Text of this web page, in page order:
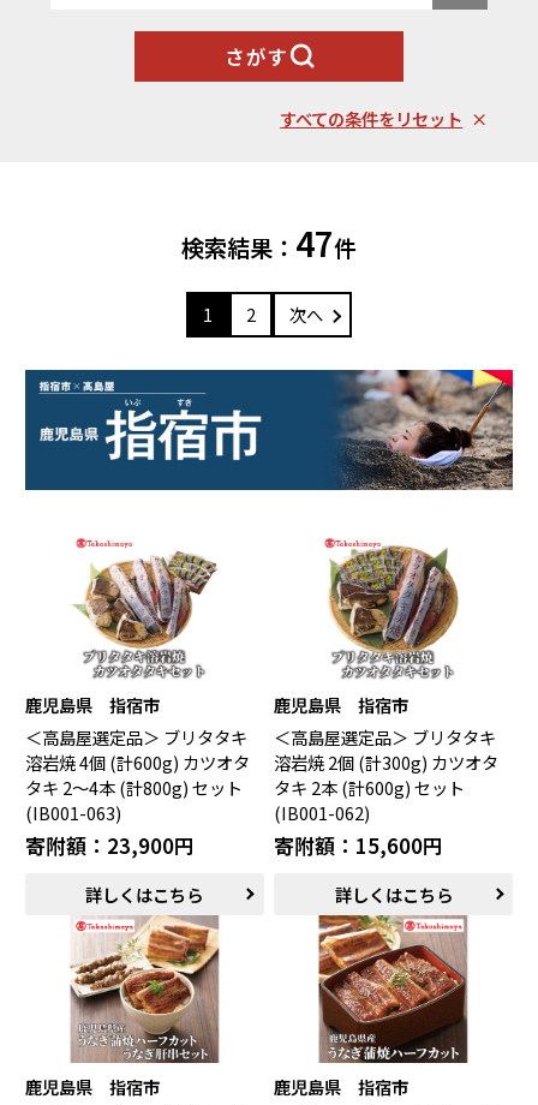
魚貝類
野菜類
卵（鶏、
調味料・油
ファッション
工芸品・
装飾品
北海道エリア
千歳市（北海道）
枝幸町（北海道）
蓬田村（青森県）花巻市（岩手県）
関東エリア
世田谷区（東京都）
横浜市（神奈川県）
小田原市（神奈川県）三浦市（神奈川県）
輪島市（石川県）
加賀市（石川県）
鯖江市（福井県）
若狭町（福井県）
都留市（山梨県）
岐阜県（岐阜県）
高山市（岐阜県）
関市（岐阜県）
中津川市（岐阜県）
美濃加茂市（岐阜県）
郡上市（岐阜県）
浜松市（静岡県）
富士市（静岡県）
近畿エリア
松阪市（三重県）
鳥羽市（三重県）
多気町（三重県）
明和町（三重県）
湖南市（滋賀県）
東近江市（滋賀県）
京都市（京都府）
与謝野町（京都府）
大阪市（大阪府）
泉佐野市（大阪府）
岸和田市（大阪府）
阪南市（大阪府）
堺市（大阪府）
神戸市（兵庫県）
豊岡市（兵庫県）
三木市（兵庫県）
香美町（兵庫県）
中国エリア
よくある質問とお問い合わせ
さがす
すべての条件をリセット
検索結果： 47件
1 2 次へ
鹿児島県 指宿市
＜高島屋選定品＞ ブリタタキ
溶岩焼 4個 (計600g) カツオタ
タキ 2～4本 (計800g) セット
(IB001-063)
寄附額：23,900円
詳しくはこちら
鹿児島県 指宿市
＜高島屋選定品＞ ブリタタキ
溶岩焼 2個 (計300g) カツオタ
タキ 2本 (計600g) セット
(IB001-062)
寄附額：15,600円
詳しくはこちら
鹿児島県 指宿市
鹿児島県 指宿市